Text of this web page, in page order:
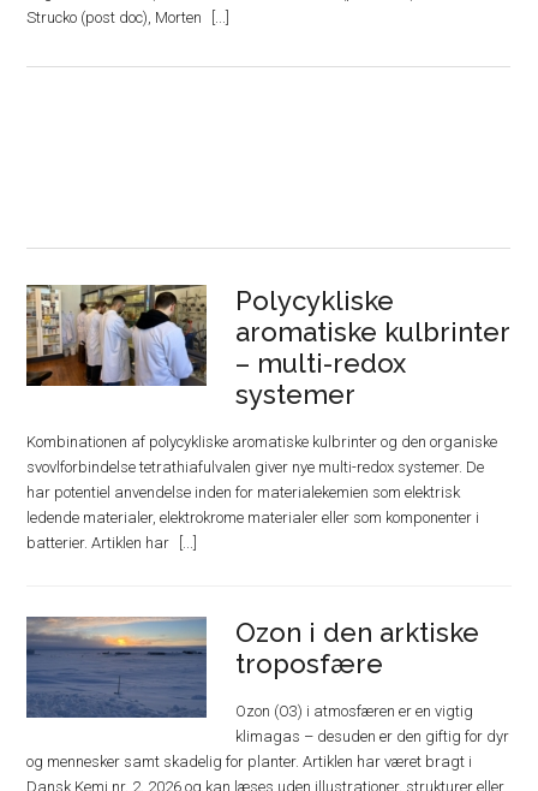
Strucko (post doc), Morten
Polycykliske
aromatiske kulbrinter
– multi-redox
systemer
Kombinationen af polycykliske aromatiske kulbrinter og den organiske
svovlforbindelse tetrathiafulvalen giver nye multi-redox systemer. De
har potentiel anvendelse inden for materialekemien som elektrisk
ledende materialer, elektrokrome materialer eller som komponenter i
batterier. Artiklen har
Ozon i den arktiske
troposfære
Ozon (O3) i atmosfæren er en vigtig
klimagas – desuden er den giftig for dyr
og mennesker samt skadelig for planter. Artiklen har været bragt i
Dansk Kemi nr. 2, 2026 og kan læses uden illustrationer, strukturer eller